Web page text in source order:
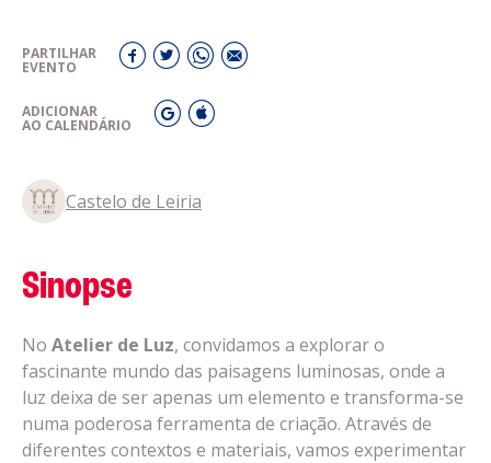
PARTILHAR
EVENTO
ADICIONAR
AO CALENDÁRIO
Castelo de Leiria
Sinopse
No Atelier de Luz, convidamos a explorar o
fascinante mundo das paisagens luminosas, onde a
luz deixa de ser apenas um elemento e transforma-se
numa poderosa ferramenta de criação. Através de
diferentes contextos e materiais, vamos experimentar